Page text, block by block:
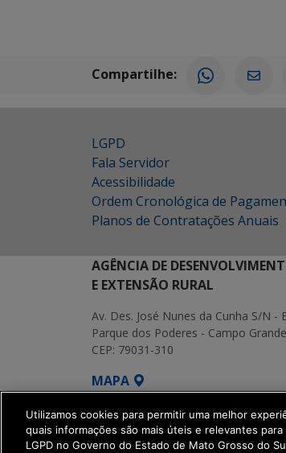
Compartilhe:
LGPD
Fala Servidor
Acessibilidade
Ordem Cronológica de
Planos de Contratações Anuais
AGÊNCIA DE
E EXTENSÃO RURAL
Av. Des. José Nunes da Cunha S/N -
Parque dos Poderes - Campo
CEP: 79031-310
MAPA
SETDIG | Secretaria-
Utilizamos cookies para permitir uma melhor
quais informações são mais úteis e relevantes
LGPD no Governo do Estado de Mato Grosso do